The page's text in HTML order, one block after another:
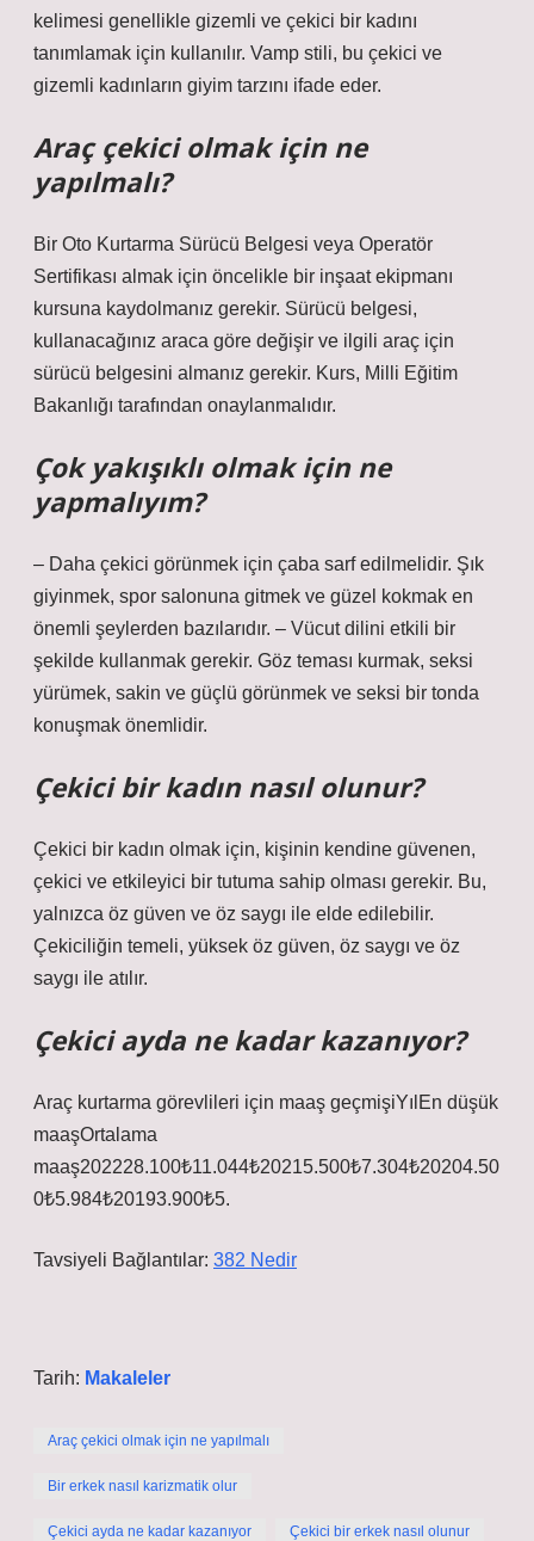
kelimesi genellikle gizemli ve çekici bir kadını
tanımlamak için kullanılır. Vamp stili, bu çekici ve
gizemli kadınların giyim tarzını ifade eder.
Araç çekici olmak için ne
yapılmalı?
Bir Oto Kurtarma Sürücü Belgesi veya Operatör
Sertifikası almak için öncelikle bir inşaat ekipmanı
kursuna kaydolmanız gerekir. Sürücü belgesi,
kullanacağınız araca göre değişir ve ilgili araç için
sürücü belgesini almanız gerekir. Kurs, Milli Eğitim
Bakanlığı tarafından onaylanmalıdır.
Çok yakışıklı olmak için ne
yapmalıyım?
– Daha çekici görünmek için çaba sarf edilmelidir. Şık
giyinmek, spor salonuna gitmek ve güzel kokmak en
önemli şeylerden bazılarıdır. – Vücut dilini etkili bir
şekilde kullanmak gerekir. Göz teması kurmak, seksi
yürümek, sakin ve güçlü görünmek ve seksi bir tonda
konuşmak önemlidir.
Çekici bir kadın nasıl olunur?
Çekici bir kadın olmak için, kişinin kendine güvenen,
çekici ve etkileyici bir tutuma sahip olması gerekir. Bu,
yalnızca öz güven ve öz saygı ile elde edilebilir.
Çekiciliğin temeli, yüksek öz güven, öz saygı ve öz
saygı ile atılır.
Çekici ayda ne kadar kazanıyor?
Araç kurtarma görevlileri için maaş geçmişiYılEn düşük
maaşOrtalama
maaş202228.100₺11.044₺20215.500₺7.304₺20204.50
0₺5.984₺20193.900₺5.
Tavsiyeli Bağlantılar: 382 Nedir
Tarih: Makaleler
Araç çekici olmak için ne yapılmalı
Bir erkek nasıl karizmatik olur
Çekici ayda ne kadar kazanıyor Çekici bir erkek nasıl olunur